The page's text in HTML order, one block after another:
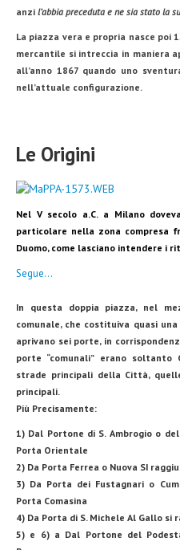
anzi l’abbia preceduta e ne sia stato la
La piazza vera e propria nasce poi
mercantile si intreccia in maniera
all’anno 1867 quando uno
nell’attuale configurazione.
Le Origini
Nel V secolo a.C. a Milano
particolare nella zona compresa
Duomo, come lasciano intendere i
Segue…
In questa doppia piazza, nel
comunale, che costituiva quasi
aprivano sei porte, in
porte “comunali” erano soltanto
strade principali della Città,
principali.
Più Precisamente:
1) Dal Portone di S. Ambrogio o
Porta Orientale
2) Da Porta Ferrea o Nuova SI
3) Da Porta dei Fustagnari o
Porta Comasina
4) Da Porta di S. Michele Al Gallo si
5) e 6)a Dal Portone del